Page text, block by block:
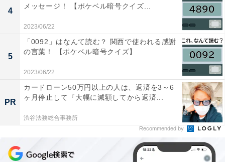
日本一幸せ!? 「都道府県幸福度ランキング1位」常連の
4
メッセージ！ 【ポケベル暗号クイズ...
2023/06/22
5
「0092」はなんて読む？ 関西で使われる感謝
の言葉！ 【ポケベル暗号クイズ】
2023/06/22
PR
カードローン50万円以上の人は、返済を3～6
ヶ月停止して『大幅に減額してから返済...
渋谷法務総合事務所
Recommended by